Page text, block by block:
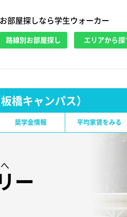
部屋探しなら学生ウォーカー
路線別お部屋探し エリアから探
橋キャンパス）
奨学金情報 平均家賃をみる
ー